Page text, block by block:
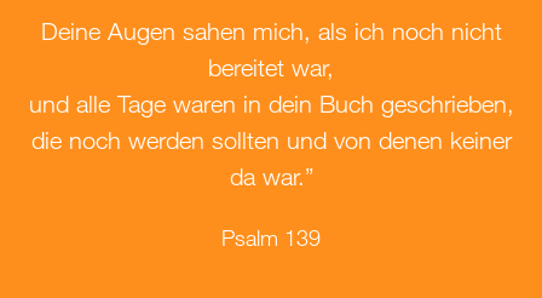
Deine Augen sahen mich, als ich noch nicht
bereitet war,
und alle Tage waren in dein Buch geschrieben,
die noch werden sollten und von denen keiner
da war.”
Psalm 139